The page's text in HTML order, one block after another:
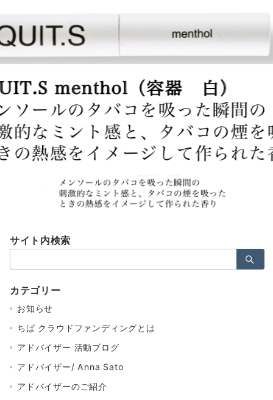
QUITS-4
2020年4月1日
広報・PR 石井貴美子
サイト内検索
索：
カテゴリー
お知らせ
ちば クラウドファンディングとは
アドバイザー 活動ブログ
アドバイザー/ Anna Sato
アドバイザーのご紹介